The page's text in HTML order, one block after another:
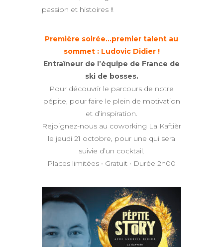
passion et histoires !!
Première soirée…premier talent au
sommet : Ludovic Didier !
Entraîneur de l’équipe de France de
ski de bosses.
Pour découvrir le parcours de notre
pépite, pour faire le plein de motivation
et d’inspiration.
Rejoignez-nous au coworking La Kaftièr
le jeudi 21 octobre, pour une qui sera
suivie d’un cocktail.
Places limitées • Gratuit • Durée 2h00